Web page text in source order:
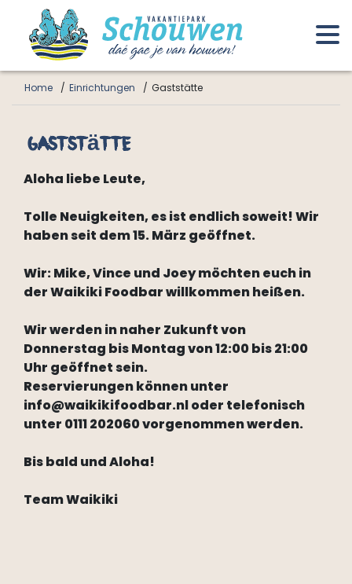
Home Einrichtungen Gaststätte
Gaststätte
Aloha liebe Leute,
Tolle Neuigkeiten, es ist endlich soweit! Wir
haben seit dem 15. März geöffnet.
Wir: Mike, Vince und Joey möchten euch in
der Waikiki Foodbar willkommen heißen.
Wir werden in naher Zukunft von
Donnerstag bis Montag von 12:00 bis 21:00
Uhr geöffnet sein.
Reservierungen können unter
info@waikikifoodbar.nl oder telefonisch
unter 0111 202060 vorgenommen werden.
Bis bald und Aloha!
Team Waikiki